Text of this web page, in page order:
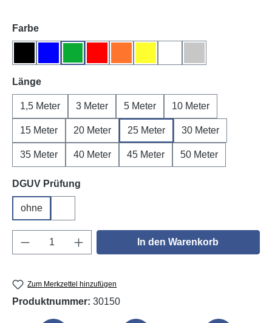
Farbeauswählen
Längeauswählen
1,5 Meter 3 Meter 5 Meter 10 Meter
15 Meter 20 Meter 25 Meter 30 Meter
35 Meter 40 Meter 45 Meter 50 Meter
DGUV Prüfung
ohne
Produkt Anzahl: Gib den gewünschten
In den Warenkorb
Zum Merkzettel hinzufügen
Produktnummer: 30150